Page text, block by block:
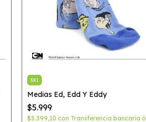
3X1
Medias Ed, Edd Y Eddy
$5.999
$5.399,10 con Transferencia bancaria ó